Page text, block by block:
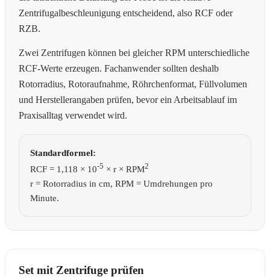
Zentrifugalbeschleunigung entscheidend, also RCF oder
RZB.
Zwei Zentrifugen können bei gleicher RPM unterschiedliche
RCF-Werte erzeugen. Fachanwender sollten deshalb
Rotorradius, Rotoraufnahme, Röhrchenformat, Füllvolumen
und Herstellerangaben prüfen, bevor ein Arbeitsablauf im
Praxisalltag verwendet wird.
Standardformel:
RCF = 1,118 × 10-5 × r × RPM2
r = Rotorradius in cm, RPM = Umdrehungen pro
Minute.
Set mit Zentrifuge prüfen